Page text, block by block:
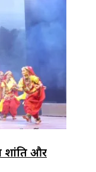
शांति और